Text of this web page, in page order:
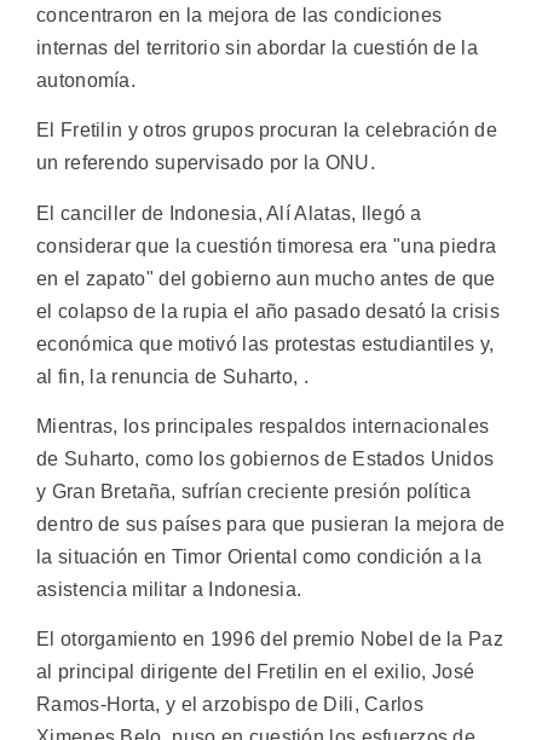
concentraron en la mejora de las condiciones
internas del territorio sin abordar la cuestión de la
autonomía.
El Fretilin y otros grupos procuran la celebración de
un referendo supervisado por la ONU.
El canciller de Indonesia, Alí Alatas, llegó a
considerar que la cuestión timoresa era "una piedra
en el zapato" del gobierno aun mucho antes de que
el colapso de la rupia el año pasado desató la crisis
económica que motivó las protestas estudiantiles y,
al fin, la renuncia de Suharto, .
Mientras, los principales respaldos internacionales
de Suharto, como los gobiernos de Estados Unidos
y Gran Bretaña, sufrían creciente presión política
dentro de sus países para que pusieran la mejora de
la situación en Timor Oriental como condición a la
asistencia militar a Indonesia.
El otorgamiento en 1996 del premio Nobel de la Paz
al principal dirigente del Fretilin en el exilio, José
Ramos-Horta, y el arzobispo de Dili, Carlos